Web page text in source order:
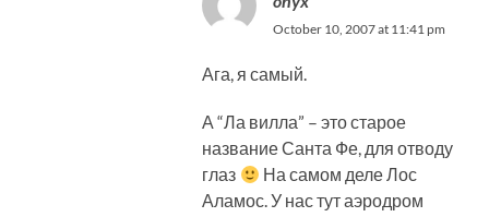
October 10, 2007 at 11:41 pm
Ага, я самый.
А “Ла вилла” – это старое
название Санта Фе, для отводу
глаз
На самом деле Лос
Аламос. У нас тут аэродром